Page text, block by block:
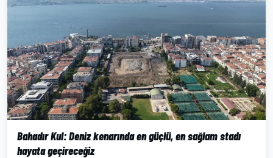
Bahadır Kul: Deniz kenarında en güçlü, en sağlam stadı
hayata geçireceğiz